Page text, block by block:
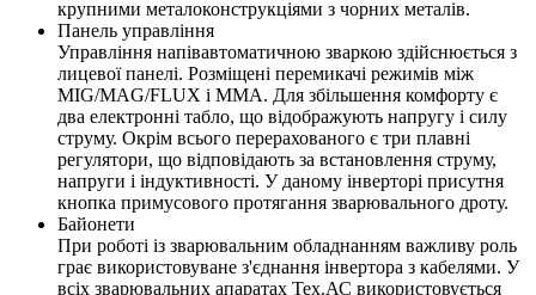
крупними металоконструкціями з чорних металів.
Панель управління
Управління напівавтоматичною зваркою здійснюється з
лицевої панелі. Розміщені перемикачі режимів між
MIG/MAG/FLUX і MMA. Для збільшення комфорту є
два електронні табло, що відображують напругу і силу
струму. Окрім всього перерахованого є три плавні
регулятори, що відповідають за встановлення струму,
напруги і індуктивності. У даному інверторі присутня
кнопка примусового протягання зварювального дроту.
Байонети
При роботі із зварювальним обладнанням важливу роль
грає використовуване з'єднання інвертора з кабелями. У
всіх зварювальних апаратах Тех.АС використовується